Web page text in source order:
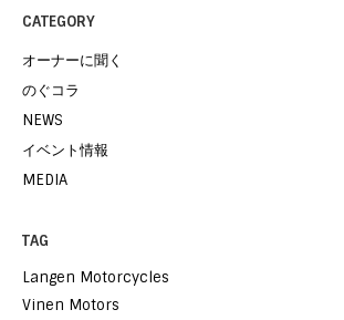
CATEGORY
オーナーに聞く
のぐコラ
NEWS
イベント情報
MEDIA
TAG
Langen Motorcycles
Vinen Motors